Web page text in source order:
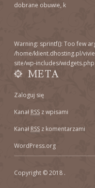
dobrane obuwie, k
Warning: sprintf(): Too few
/home/klient.dhosting.pl/
site/wp-includes/widgets.php
META
Zaloguj się
Kanał RSS z wpisami
Kanał RSS z komentarzami
WordPress.org
Copyright © 2018 .